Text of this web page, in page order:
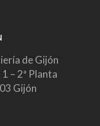
de Gijón
– 2ª Planta
Gijón